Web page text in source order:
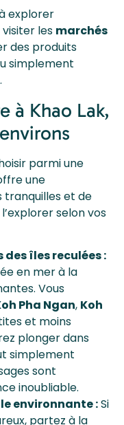
explorer
les marchés
des produits
simplement
à Khao Lak,
parmi une
une
tranquilles et de
selon vos
des îles reculées :
en mer à la
Vous
Pha Ngan, Koh
et moins
plonger dans
simplement
sont
inoubliable.
environnante :Si
partez à la